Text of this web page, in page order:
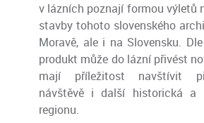
v lázních poznají formou výletů
stavby tohoto slovenského
Moravě, ale i na Slovensku.
produkt může do lázní přivést
mají příležitost navštívit
návštěvě i další historická a
regionu.